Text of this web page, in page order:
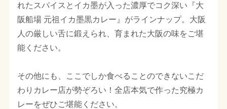
れたスパイスとイカ墨が入った濃厚でコク深い『大
阪船場 元祖イカ墨黒カレー』がラインナップ。大阪
人の厳しい舌に鍛えられ、育まれた大阪の味をご堪
能ください。
その他にも、ここでしか食べることのできないこだ
わりカレー店が勢ぞろい！全店本気で作った究極カ
レーをぜひご堪能ください。